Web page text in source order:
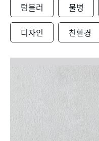
텀블러 물병
디자인 친환경